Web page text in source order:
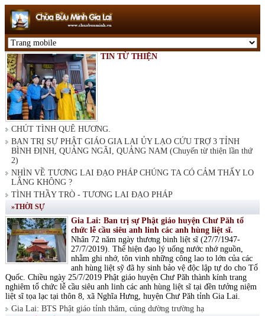
TIN TỪ THIỆN
CHÚT TÌNH QUÊ HƯƠNG.
BAN TRỊ SỰ PHẬT GIÁO GIA LAI ỦY LẠO CỨU TRỢ 3 TỈNH
BÌNH ĐỊNH, QUẢNG NGÃI, QUẢNG NAM (Chuyến từ thiện lần thứ
2)
NHÌN VỀ TƯƠNG LAI ĐẠO PHÁP CHÚNG TA CÓ CẢM THẤY LO
LẮNG KHÔNG ?
TÌNH THẦY TRÒ - TƯƠNG LAI ĐẠO PHÁP
»THỜI SỰ
Gia Lai: Ban trị sự Phật giáo huyện Chư Păh tổ
chức lễ cầu siêu anh linh các anh hùng liệt sĩ.
Nhân 72 năm ngày thương binh liệt sĩ (27/7/1947-
27/7/2019). Thể hiện đạo lý uống nước nhớ nguồn,
nhằm ghi nhớ, tôn vinh những công lao to lớn của các
anh hùng liệt sỹ đã hy sinh bảo vệ độc lập tự do cho Tổ
Quốc. Chiều ngày 25/7/2019 Phật giáo huyện Chư Păh thành kính trang
nghiêm tổ chức lễ cầu siêu anh linh các anh hùng liệt sĩ tại đền tưởng niệm
liệt sĩ tọa lạc tại thôn 8, xã Nghĩa Hưng, huyện Chư Păh tỉnh Gia Lai.
Gia Lai: BTS Phật giáo tỉnh thăm, cúng dường trường hạ